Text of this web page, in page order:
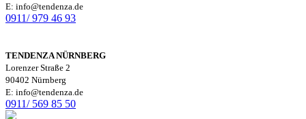
E: info@tendenza.de
0911/ 979 46 93
TENDENZA NÜRNBERG
Lorenzer Straße 2
90402 Nürnberg
E: info@tendenza.de
0911/ 569 85 50